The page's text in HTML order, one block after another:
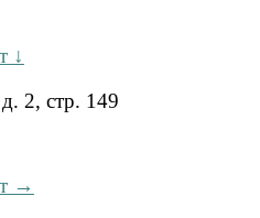
↓
2, стр. 149
→